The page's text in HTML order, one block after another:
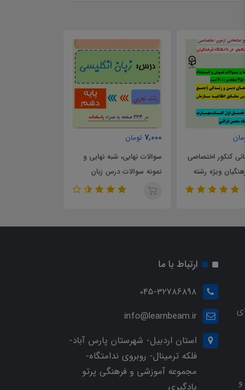
سوالات نهایی، شبه نهایی و
نمونه سوالات درس زبان
انگلیسی پایه دهم تجربی
سوالات نهایی، شبه نهایی و
نمونه سوالات درس زیست
پایه دهم تجربی
ارتباط با ما
045-32786898
info@learnbeam.ir
استان اردبیل- شهرستان پارس آباد-
فلکه ترمینال- روبروی ندامتگاه-
مجموعه آموزشی و فرهنگی پرتو
یادگیری